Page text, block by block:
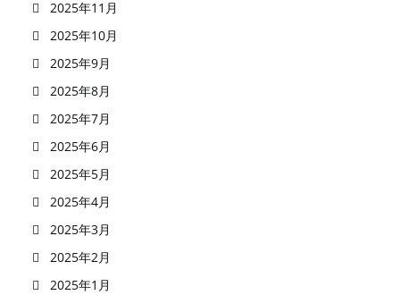
2025年11月
2025年10月
2025年9月
2025年8月
2025年7月
2025年6月
2025年5月
2025年4月
2025年3月
2025年2月
2025年1月